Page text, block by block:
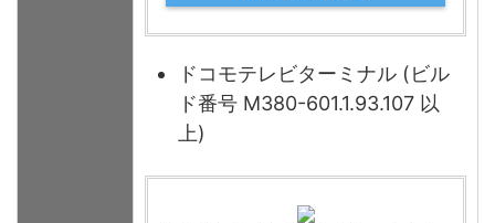
ドコモテレビターミナル (ビル
ド番号 M380-601.1.93.107 以
上)